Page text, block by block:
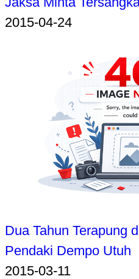
2015-04-24
Dua Tahun Terapung
Pendaki Dempo Utuh
2015-03-11